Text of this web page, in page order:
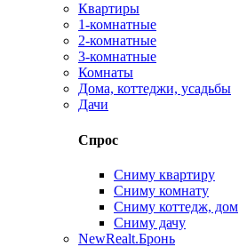
Квартиры
1-комнатные
2-комнатные
3-комнатные
Комнаты
Дома, коттеджи, усадьбы
Дачи
Спрос
Сниму квартиру
Сниму комнату
Сниму коттедж, дом
Сниму дачу
NewRealt.Бронь